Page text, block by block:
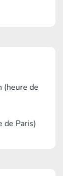
(heure de
de Paris)